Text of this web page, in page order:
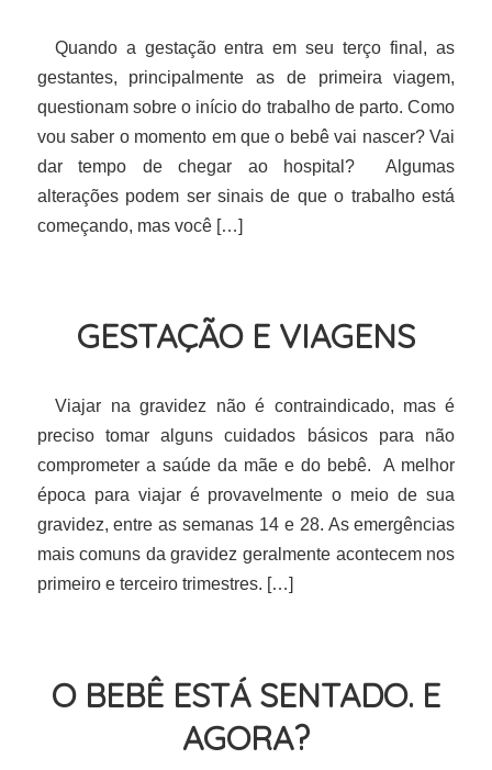
Quando a gestação entra em seu terço final, as
gestantes, principalmente as de primeira viagem,
questionam sobre o início do trabalho de parto. Como
vou saber o momento em que o bebê vai nascer? Vai
dar tempo de chegar ao hospital? Algumas
alterações podem ser sinais de que o trabalho está
começando, mas você […]
GESTAÇÃO E VIAGENS
Viajar na gravidez não é contraindicado, mas é
preciso tomar alguns cuidados básicos para não
comprometer a saúde da mãe e do bebê. A melhor
época para viajar é provavelmente o meio de sua
gravidez, entre as semanas 14 e 28. As emergências
mais comuns da gravidez geralmente acontecem nos
primeiro e terceiro trimestres. […]
O BEBÊ ESTÁ SENTADO. E
AGORA?